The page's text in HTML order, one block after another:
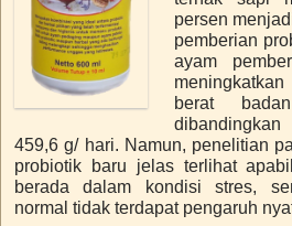
persen
pemberian
ayam
berat
459,6 g/ hari. Namun, penelitian
probiotik baru jelas terlihat
berada dalam kondisi stres,
normal tidak terdapat pengaruh